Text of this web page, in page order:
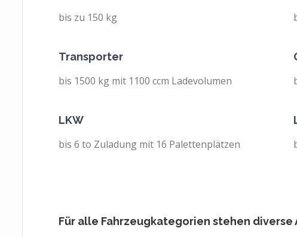
bis zu 150 kg
Transporter
bis 1500 kg mit 1100 ccm Ladevolumen
LKW
bis 6 to Zuladung mit 16 Palettenplätzen
Für alle Fahrzeugkategorien stehen diverse